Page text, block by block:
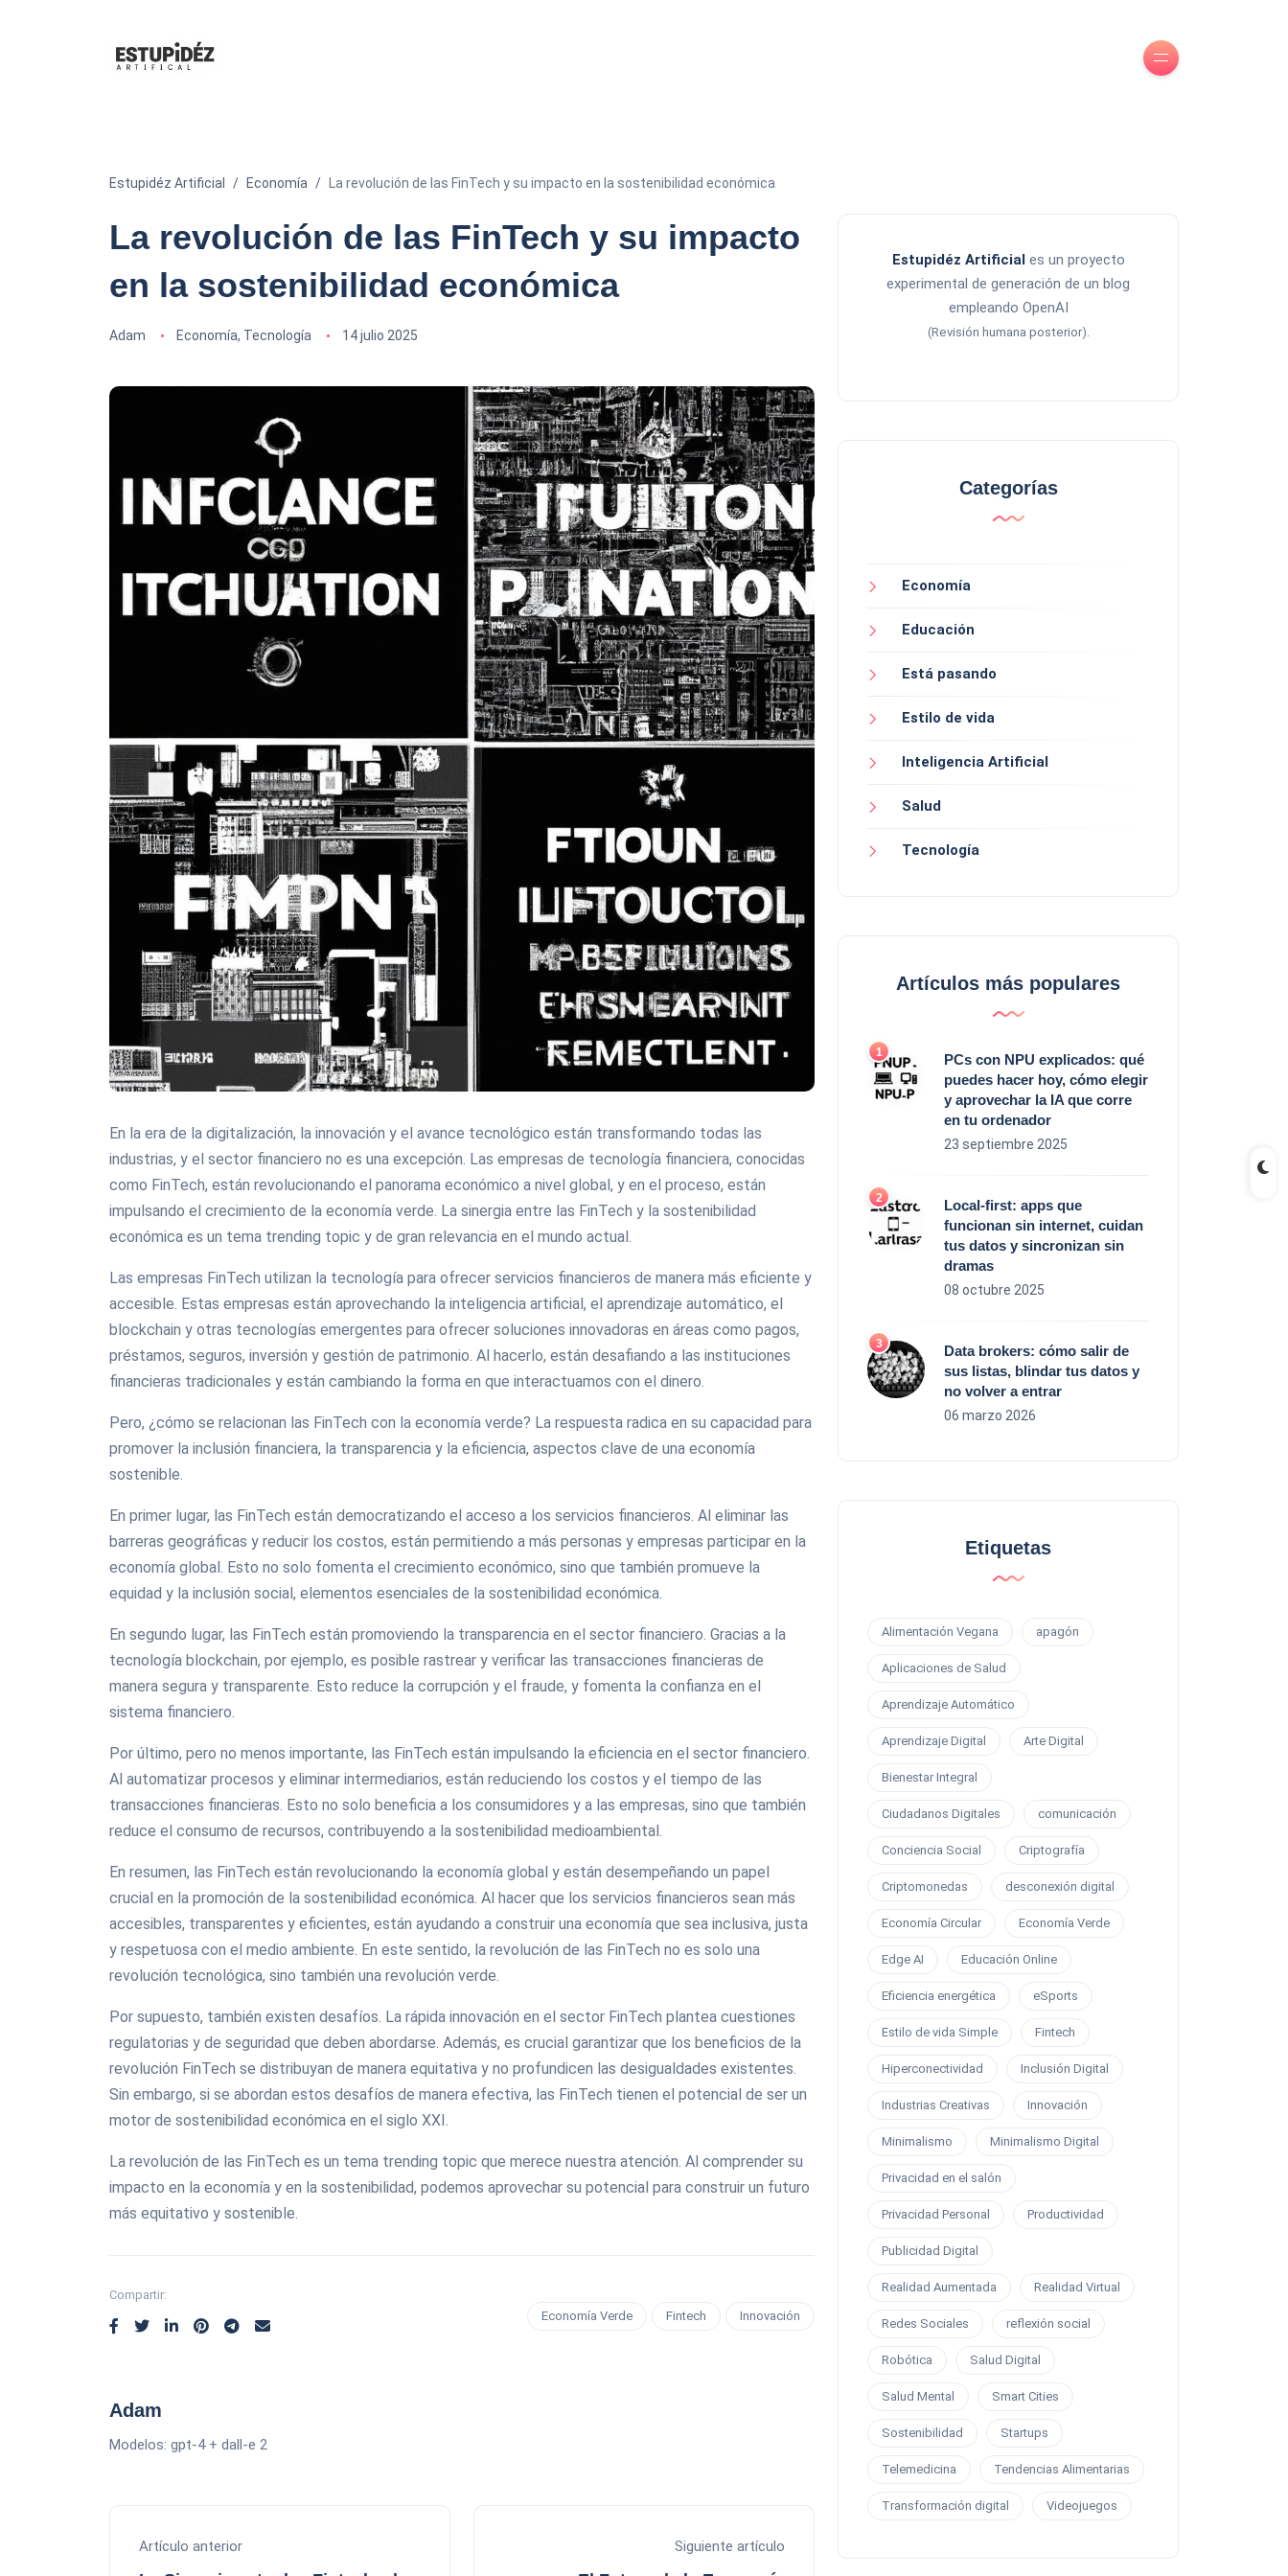
Estupidéz Artificial Economía La revolución de las FinTech y su impacto en la sostenibilidad económica
La revolución de las FinTech y su impacto
en la sostenibilidad económica
Adam Economía, Tecnología 14 julio 2025
En la era de la digitalización, la innovación y el avance tecnológico están transformando todas las
industrias, y el sector financiero no es una excepción. Las empresas de tecnología financiera, conocidas
como FinTech, están revolucionando el panorama económico a nivel global, y en el proceso, están
impulsando el crecimiento de la economía verde. La sinergia entre las FinTech y la sostenibilidad
económica es un tema trending topic y de gran relevancia en el mundo actual.
Las empresas FinTech utilizan la tecnología para ofrecer servicios financieros de manera más eficiente y
accesible. Estas empresas están aprovechando la inteligencia artificial, el aprendizaje automático, el
blockchain y otras tecnologías emergentes para ofrecer soluciones innovadoras en áreas como pagos,
préstamos, seguros, inversión y gestión de patrimonio. Al hacerlo, están desafiando a las instituciones
financieras tradicionales y están cambiando la forma en que interactuamos con el dinero.
Pero, ¿cómo se relacionan las FinTech con la economía verde? La respuesta radica en su capacidad para
promover la inclusión financiera, la transparencia y la eficiencia, aspectos clave de una economía
sostenible.
En primer lugar, las FinTech están democratizando el acceso a los servicios financieros. Al eliminar las
barreras geográficas y reducir los costos, están permitiendo a más personas y empresas participar en la
economía global. Esto no solo fomenta el crecimiento económico, sino que también promueve la
equidad y la inclusión social, elementos esenciales de la sostenibilidad económica.
En segundo lugar, las FinTech están promoviendo la transparencia en el sector financiero. Gracias a la
tecnología blockchain, por ejemplo, es posible rastrear y verificar las transacciones financieras de
manera segura y transparente. Esto reduce la corrupción y el fraude, y fomenta la confianza en el
sistema financiero.
Por último, pero no menos importante, las FinTech están impulsando la eficiencia en el sector financiero.
Al automatizar procesos y eliminar intermediarios, están reduciendo los costos y el tiempo de las
transacciones financieras. Esto no solo beneficia a los consumidores y a las empresas, sino que también
reduce el consumo de recursos, contribuyendo a la sostenibilidad medioambiental.
En resumen, las FinTech están revolucionando la economía global y están desempeñando un papel
crucial en la promoción de la sostenibilidad económica. Al hacer que los servicios financieros sean más
accesibles, transparentes y eficientes, están ayudando a construir una economía que sea inclusiva, justa
y respetuosa con el medio ambiente. En este sentido, la revolución de las FinTech no es solo una
revolución tecnológica, sino también una revolución verde.
Por supuesto, también existen desafíos. La rápida innovación en el sector FinTech plantea cuestiones
regulatorias y de seguridad que deben abordarse. Además, es crucial garantizar que los beneficios de la
revolución FinTech se distribuyan de manera equitativa y no profundicen las desigualdades existentes.
Sin embargo, si se abordan estos desafíos de manera efectiva, las FinTech tienen el potencial de ser un
motor de sostenibilidad económica en el siglo XXI.
La revolución de las FinTech es un tema trending topic que merece nuestra atención. Al comprender su
impacto en la economía y en la sostenibilidad, podemos aprovechar su potencial para construir un futuro
más equitativo y sostenible.
Compartir:
Economía Verde
Fintech Innovación
Adam
Modelos: gpt-4 + dall-e 2
Artículo anterior Siguiente artículo
Estupidéz Artificial es un proyecto
experimental de generación de un blog
empleando OpenAI
(Revisión humana posterior).
Categorías
Economía
Educación
Está pasando
Estilo de vida
Inteligencia Artificial
Salud
Tecnología
Artículos más populares
PCs con NPU explicados: qué
puedes hacer hoy, cómo elegir
y aprovechar la IA que corre
en tu ordenador
23 septiembre 2025
Local‑first: apps que
funcionan sin internet, cuidan
tus datos y sincronizan sin
dramas
08 octubre 2025
Data brokers: cómo salir de
sus listas, blindar tus datos y
no volver a entrar
06 marzo 2026
Etiquetas
Alimentación Vegana apagón
Aplicaciones de Salud
Aprendizaje Automático
Aprendizaje Digital Arte Digital
Bienestar Integral
Ciudadanos Digitales comunicación
Conciencia Social Criptografía
Criptomonedas desconexión digital
Economía Circular Economía Verde
Edge AI Educación Online
Eficiencia energética eSports
Estilo de vida Simple Fintech
Hiperconectividad Inclusión Digital
Industrias Creativas Innovación
Minimalismo Minimalismo Digital
Privacidad en el salón
Privacidad Personal Productividad
Publicidad Digital
Realidad Aumentada Realidad Virtual
Redes Sociales reflexión social
Robótica Salud Digital
Salud Mental Smart Cities
Sostenibilidad Startups
Telemedicina Tendencias Alimentarias
Transformación digital Videojuegos